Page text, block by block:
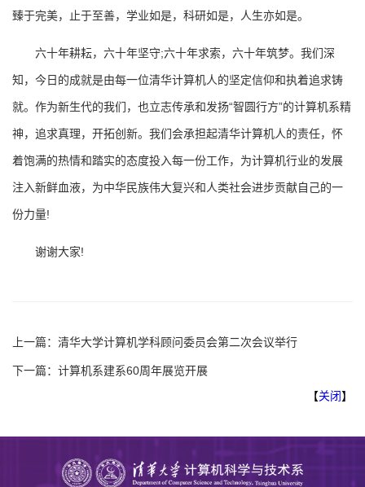
臻于完美，止于至善，学业如是，科研如是，人生亦如是。
六十年耕耘，六十年坚守;六十年求索，六十年筑梦。我们深
知，今日的成就是由每一位清华计算机人的坚定信仰和执着追求铸
就。作为新生代的我们，也立志传承和发扬“智圆行方”的计算机系精
神，追求真理，开拓创新。我们会承担起清华计算机人的责任，怀
着饱满的热情和踏实的态度投入每一份工作，为计算机行业的发展
注入新鲜血液，为中华民族伟大复兴和人类社会进步贡献自己的一
份力量!
谢谢大家!
上一篇： 清华大学计算机学科顾问委员会第二次会议举行
下一篇： 计算机系建系60周年展览开展
【关闭】